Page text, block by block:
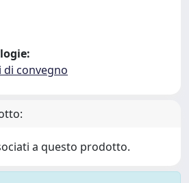
di convegno
a questo prodotto.